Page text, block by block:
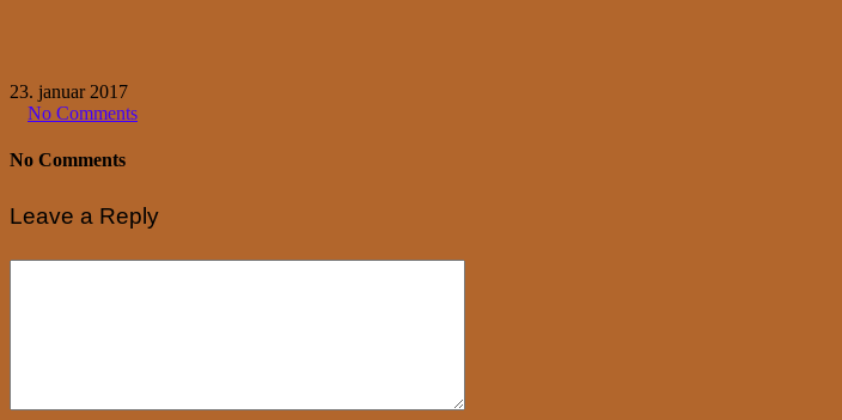
23. januar 2017
No Comments
No Comments
Leave a Reply